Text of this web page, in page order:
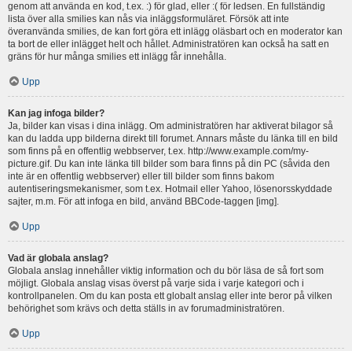
genom att använda en kod, t.ex. :) för glad, eller :( för ledsen. En fullständig
lista över alla smilies kan nås via inläggsformuläret. Försök att inte
överanvända smilies, de kan fort göra ett inlägg oläsbart och en moderator kan
ta bort de eller inlägget helt och hållet. Administratören kan också ha satt en
gräns för hur många smilies ett inlägg får innehålla.
Upp
Kan jag infoga bilder?
Ja, bilder kan visas i dina inlägg. Om administratören har aktiverat bilagor så
kan du ladda upp bilderna direkt till forumet. Annars måste du länka till en bild
som finns på en offentlig webbserver, t.ex. http://www.example.com/my-
picture.gif. Du kan inte länka till bilder som bara finns på din PC (såvida den
inte är en offentlig webbserver) eller till bilder som finns bakom
autentiseringsmekanismer, som t.ex. Hotmail eller Yahoo, lösenorsskyddade
sajter, m.m. För att infoga en bild, använd BBCode-taggen [img].
Upp
Vad är globala anslag?
Globala anslag innehåller viktig information och du bör läsa de så fort som
möjligt. Globala anslag visas överst på varje sida i varje kategori och i
kontrollpanelen. Om du kan posta ett globalt anslag eller inte beror på vilken
behörighet som krävs och detta ställs in av forumadministratören.
Upp